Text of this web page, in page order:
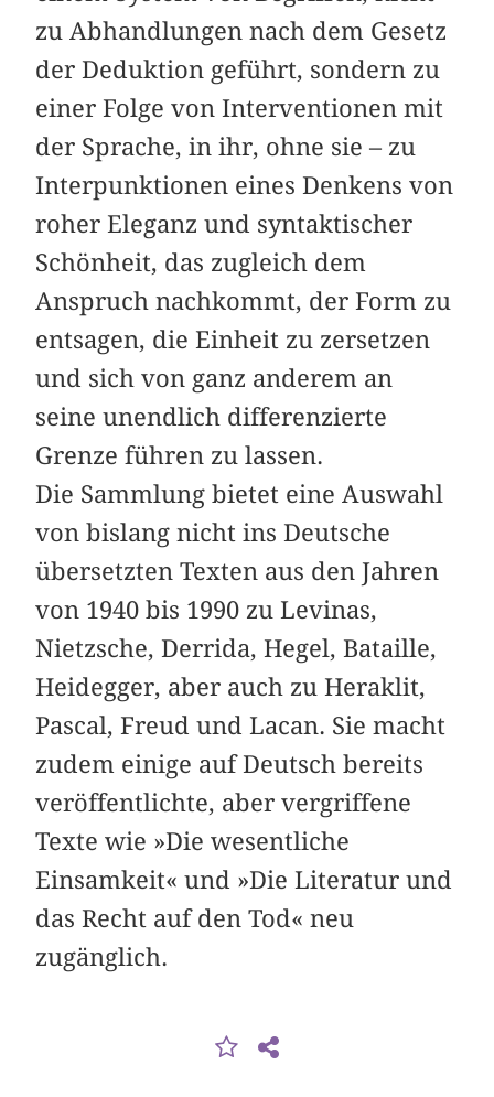
zu Abhandlungen nach dem Gesetz
der Deduktion geführt, sondern zu
einer Folge von Interventionen mit
der Sprache, in ihr, ohne sie – zu
Interpunktionen eines Denkens von
roher Eleganz und syntaktischer
Schönheit, das zugleich dem
Anspruch nachkommt, der Form zu
entsagen, die Einheit zu zersetzen
und sich von ganz anderem an
seine unendlich differenzierte
Grenze führen zu lassen.
Die Sammlung bietet eine Auswahl
von bislang nicht ins Deutsche
übersetzten Texten aus den Jahren
von 1940 bis 1990 zu Levinas,
Nietzsche, Derrida, Hegel, Bataille,
Heidegger, aber auch zu Heraklit,
Pascal, Freud und Lacan. Sie macht
zudem einige auf Deutsch bereits
veröffentlichte, aber vergriffene
Texte wie »Die wesentliche
Einsamkeit« und »Die Literatur und
das Recht auf den Tod« neu
zugänglich.